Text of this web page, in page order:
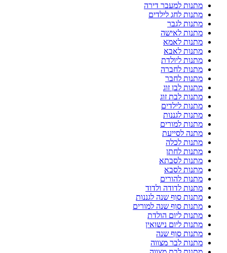
מתנות למעבר דירה
מתנות לחג לילדים
מתנות לגבר
מתנות לאישה
מתנות לאמא
מתנות לאבא
מתנות ליולדת
מתנות לחברה
מתנות לחבר
מתנות לבן זוג
מתנות לבת זוג
מתנות לילדים
מתנות לגננות
מתנות למורים
מתנה לסייעת
מתנות לכלה
מתנות לחתן
מתנות לסבתא
מתנות לסבא
מתנות להורים
מתנות לדודה ולדוד
מתנות סוף שנה לגננות
מתנות סוף שנה למורים
מתנות ליום הולדת
מתנות ליום נישואין
מתנות סוף שנה
מתנות לבר מצווה